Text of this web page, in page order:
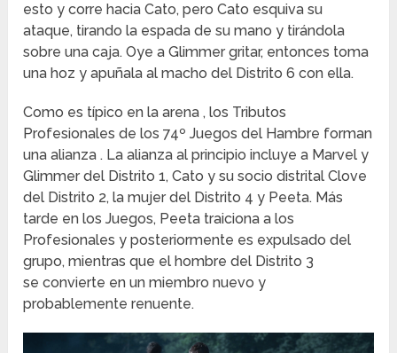
esto y corre hacia Cato, pero Cato esquiva su
ataque, tirando la espada de su mano y tirándola
sobre una caja. Oye a Glimmer gritar, entonces toma
una hoz y apuñala al macho del Distrito 6 con ella.
Como es típico en la arena , los Tributos
Profesionales de los 74º Juegos del Hambre forman
una alianza . La alianza al principio incluye a Marvel y
Glimmer del Distrito 1, Cato y su socio distrital Clove
del Distrito 2, la mujer del Distrito 4 y Peeta. Más
tarde en los Juegos, Peeta traiciona a los
Profesionales y posteriormente es expulsado del
grupo, mientras que el hombre del Distrito 3
se convierte en un miembro nuevo y
probablemente renuente.